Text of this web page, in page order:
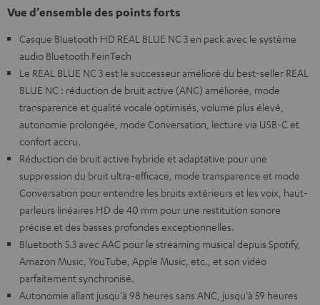
Vue d’ensemble des points forts
Casque Bluetooth HD REAL BLUE NC 3 en pack avec le système
audio Bluetooth FeinTech
Le REAL BLUE NC 3 est le successeur amélioré du best-seller REAL
BLUE NC : réduction de bruit active (ANC) améliorée, mode
transparence et qualité vocale optimisés, volume plus élevé,
autonomie prolongée, mode Conversation, lecture via USB-C et
confort accru.
Réduction de bruit active hybride et adaptative pour une
suppression du bruit ultra-efficace, mode transparence et mode
Conversation pour entendre les bruits extérieurs et les voix, haut-
parleurs linéaires HD de 40 mm pour une restitution sonore
précise et des basses profondes exceptionnelles.
Bluetooth 5.3 avec AAC pour le streaming musical depuis Spotify,
Amazon Music, YouTube, Apple Music, etc., et son vidéo
parfaitement synchronisé.
Autonomie allant jusqu'à 98 heures sans ANC, jusqu'à 59 heures